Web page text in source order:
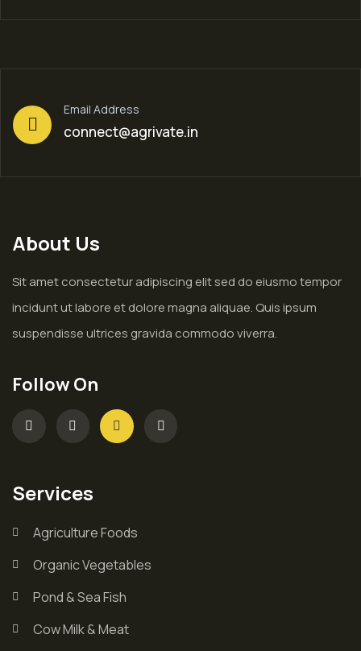
Email Address
connect@agrivate.in
About Us
Sit amet consectetur adipiscing elit sed do eiusmo tempor
incidunt ut labore et dolore magna aliquae. Quis ipsum
suspendisse ultrices gravida commodo viverra.
Follow On
Services
Agriculture Foods
Organic Vegetables
Pond & Sea Fish
Cow Milk & Meat